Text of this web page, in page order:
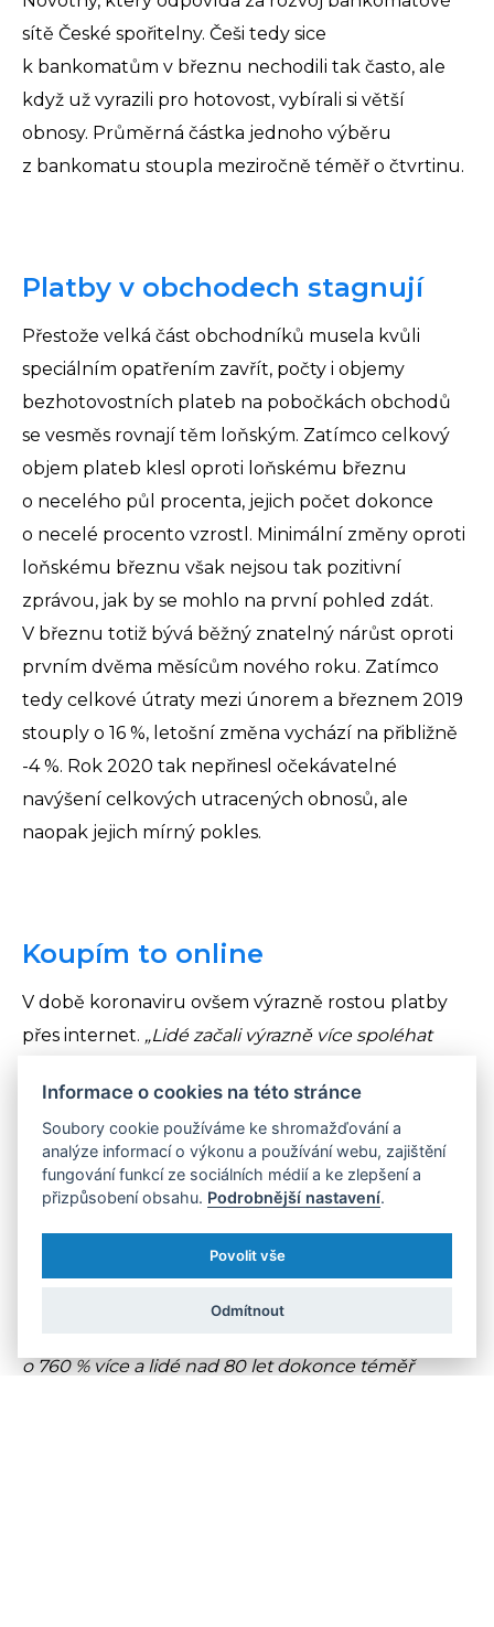
sítě České spořitelny. Češi tedy sice
k bankomatům v březnu nechodili tak často, ale
když už vyrazili pro hotovost, vybírali si větší
obnosy. Průměrná částka jednoho výběru
z bankomatu stoupla meziročně téměř o čtvrtinu.
Platby v obchodech stagnují
Přestože velká část obchodníků musela kvůli
speciálním opatřením zavřít, počty i objemy
bezhotovostních plateb na pobočkách obchodů
se vesměs rovnají těm loňským. Zatímco celkový
objem plateb klesl oproti loňskému březnu
o necelého půl procenta, jejich počet dokonce
o necelé procento vzrostl. Minimální změny oproti
loňskému březnu však nejsou tak pozitivní
zprávou, jak by se mohlo na první pohled zdát.
V březnu totiž bývá běžný znatelný nárůst oproti
prvním dvěma měsícům nového roku. Zatímco
tedy celkové útraty mezi únorem a březnem 2019
stouply o 16 %, letošní změna vychází na přibližně
-4 %. Rok 2020 tak nepřinesl očekávatelné
navýšení celkových utracených obnosů, ale
naopak jejich mírný pokles.
Koupím to online
V době koronaviru ovšem výrazně rostou platby
přes internet. „Lidé začali výrazně více spoléhat
týdnů karantény zdvojnásobily, ve čtvrtém týdnu
pak došlo ke snížení růstu na 66 %,“říká hlavní
ekonom České spořitelny David Navrátil."Jedním z
artiklů, které Češi během speciálních opatření
nakupují přes internet nejvíce, jsou potraviny.
Nákupy potravin online vzrostly v prvních čtyřech
týdnech karantény o 283 %, a u starší generace
o 760 % více a lidé nad 80 let dokonce téměř
Informace o cookies na této stránce
Soubory cookie používáme ke shromažďování a
analýze informací o výkonu a používání webu, zajištění
fungování funkcí ze sociálních médií a ke zlepšení a
přizpůsobení obsahu. Podrobnější nastavení.
Povolit vše
Odmítnout